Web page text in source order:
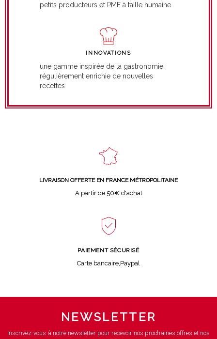
petits producteurs et PME à taille humaine
INNOVATIONS
une gamme inspirée de la gastronomie,
régulièrement enrichie de nouvelles
recettes
LIVRAISON OFFERTE EN FRANCE MÉTROPOLITAINE
A partir de 50€ d'achat
PAIEMENT SÉCURISÉ
Carte bancaire,Paypal
NEWSLETTER
Inscrivez-vous à notre newsletter pour recevoir nos prochaines offres et nos